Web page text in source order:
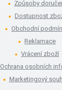
Způsoby
Dostupnost
Obchodní
Reklamace
Vrácení zboží
Ochrana osobních
Marketingový